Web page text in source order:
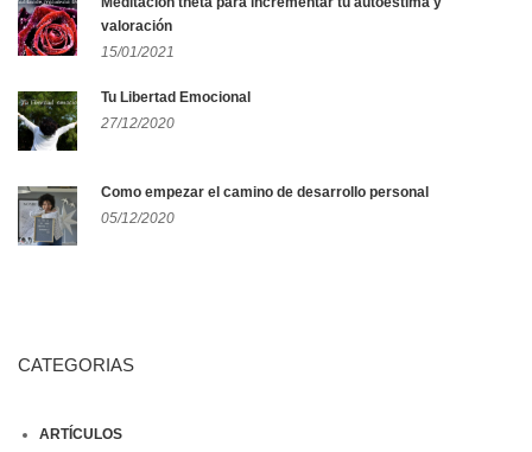
valoración
15/01/2021
Tu Libertad Emocional
27/12/2020
Como empezar el camino de desarrollo personal
05/12/2020
CATEGORIAS
ARTÍCULOS